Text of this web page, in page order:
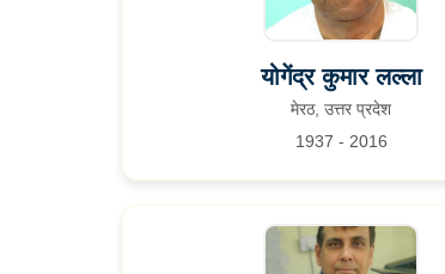
योगेंद्र कुमार लल्ला
मेरठ, उत्तर प्रदेश
1937 - 2016